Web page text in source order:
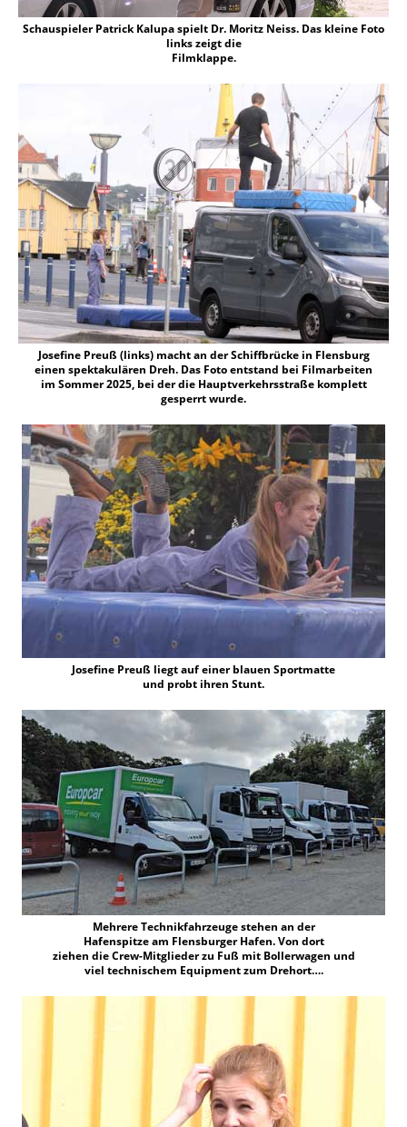
Schauspieler Patrick Kalupa spielt Dr. Moritz Neiss. Das kleine Foto
links zeigt die
Filmklappe.
Josefine Preuß (links) macht an der Schiffbrücke in Flensburg
einen spektakulären Dreh. Das Foto entstand bei Filmarbeiten
im Sommer 2025, bei der die Hauptverkehrsstraße komplett
gesperrt wurde.
Josefine Preuß liegt auf einer blauen Sportmatte
und probt ihren Stunt.
Mehrere Technikfahrzeuge stehen an der
Hafenspitze am Flensburger Hafen. Von dort
ziehen die Crew-Mitglieder zu Fuß mit Bollerwagen und
viel technischem Equipment zum Drehort….